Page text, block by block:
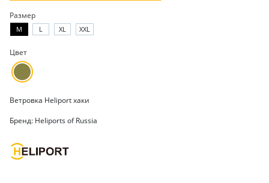
Размер
M L XL XXL
Цвет
Ветровка Heliport хаки
Бренд: Heliports of Russia